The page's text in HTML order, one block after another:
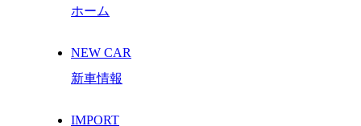
ホーム
NEW CAR
新車情報
IMPORT